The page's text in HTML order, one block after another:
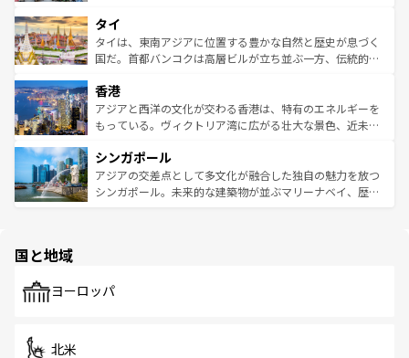
リティに包まれながら、韓国の多彩な魅力を心ゆくまで味
わってみてほしい。 なお、新着の韓国情報はコンテンツ一
覧を参照してほしい。
急速な発展と共に伝統が息づく。ハノイの古い町並みやホ
ーチミン市のフランス統治時代の建物も、独特の雰囲気を
醸し出している。また、バラエティの豊かさとおいしさで
とつ。フォーやバインミー、ベトナムコーヒーなどは、ぜ
ひ現地で味わいたい。どの地域を訪れてもあたたかい人々
が旅行者を迎えてくれるので、きっと忘れられない旅にな
参照してほしい。
タイ
タイは、東南アジアに位置する豊かな自然と歴史が息づく
国だ。首都バンコクは高層ビルが立ち並ぶ一方、伝統的な
の活気が交差している。北部ではチェンマイなどの山岳地
帯で自然と触れ合い、南部ではプーケットやクラビの美し
いビーチでリゾート気分を楽しむことができる。タイ料理
激する。気候は一年中温暖で、どの季節にも異なる楽しみ
が待っている。親しみやすいタイの人々、仏教を中心とし
た文化、そして多様な観光資源が、訪れる旅人を魅了し続
香港
アジアと西洋の文化が交わる香港は、特有のエネルギーを
もっている。ヴィクトリア湾に広がる壮大な景色、近未来
み、どこを訪れても感動するはず。観光スポットが密集し
ており、効率よく見どころを回れるのも魅力。息をのむよ
うな絶景から文化的な体験まで、香港を存分に楽しみ尽く
シンガポール
アジアの交差点として多文化が融合した独自の魅力を放つ
シンガポール。未来的な建築物が並ぶマリーナベイ、歴史
で、ホーカーズは地元の風情を楽しめる外せないスポット
国と地域
ヨーロッパ
北米